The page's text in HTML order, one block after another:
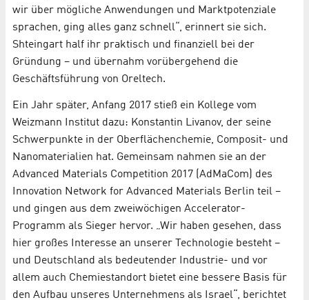
wir über mögliche Anwendungen und Marktpotenziale
sprachen, ging alles ganz schnell“, erinnert sie sich.
Shteingart half ihr praktisch und finanziell bei der
Gründung – und übernahm vorübergehend die
Geschäftsführung von Oreltech.
Ein Jahr später, Anfang 2017 stieß ein Kollege vom
Weizmann Institut dazu: Konstantin Livanov, der seine
Schwerpunkte in der Oberflächenchemie, Composit- und
Nanomaterialien hat. Gemeinsam nahmen sie an der
Advanced Materials Competition 2017 (AdMaCom) des
Innovation Network for Advanced Materials Berlin teil –
und gingen aus dem zweiwöchigen Accelerator-
Programm als Sieger hervor. „Wir haben gesehen, dass
hier großes Interesse an unserer Technologie besteht –
und Deutschland als bedeutender Industrie- und vor
allem auch Chemiestandort bietet eine bessere Basis für
den Aufbau unseres Unternehmens als Israel“, berichtet